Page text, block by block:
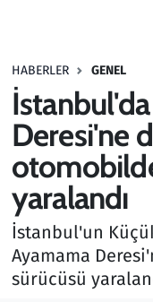
HABERLER GENEL
Deresi'ne
yaralandı
İstanbul'un
Ayamama
sürücüsü
Haber
Kültür Sanat
Kurumsal
Lezzet Durağı
Memur ve